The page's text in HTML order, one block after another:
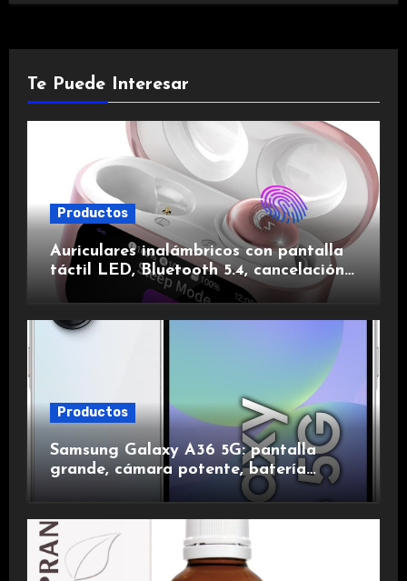
Te Puede Interesar
Productos
Auriculares inalámbricos con pantalla
táctil LED, Bluetooth 5.4, cancelación
de ruido, impermeables y de larga
duración.
Productos
Samsung Galaxy A36 5G: pantalla
grande, cámara potente, batería
duradera y carga rápida para una
experiencia premium.